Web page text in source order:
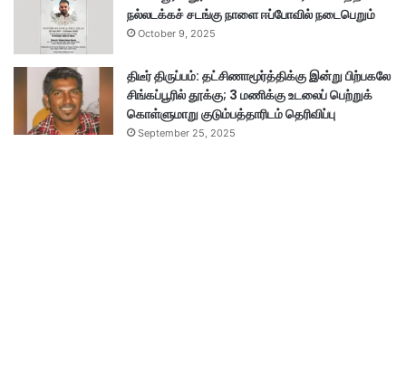
நல்லடக்கச் சடங்கு நாளை ஈப்போவில் நடைபெறும்
October 9, 2025
திடீர் திருப்பம்: தட்சிணாமூர்த்திக்கு இன்று பிற்பகலே
சிங்கப்பூரில் தூக்கு; 3 மணிக்கு உடலைப் பெற்றுக்
கொள்ளுமாறு குடும்பத்தாரிடம் தெரிவிப்பு
September 25, 2025